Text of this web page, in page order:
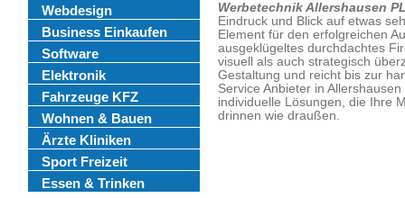
Webdesign
Business Einkaufen
Software
Elektronik
Fahrzeuge KFZ
Wohnen & Bauen
Ärzte Kliniken
Sport Freizeit
Essen & Trinken
Werbetechnik Allershausen
Eindruck und Blick auf etwas
Element für den erfolgreichen
ausgeklügeltes durchdachtes
visuell als auch strategisch
Gestaltung und reicht bis zur
Service Anbieter in
individuelle Lösungen, die Ihre
drinnen wie draußen.